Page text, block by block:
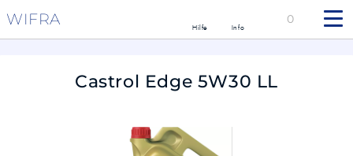
WIFRA Hilfe Info
0
Castrol Edge 5W30 LL